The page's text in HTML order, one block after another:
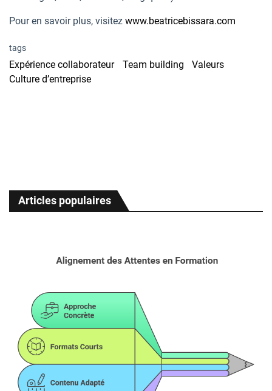
Pour en savoir plus, visitez www.beatricebissara.com
tags
Expérience collaborateur Team building
Valeurs
Culture d’entreprise
Articles populaires